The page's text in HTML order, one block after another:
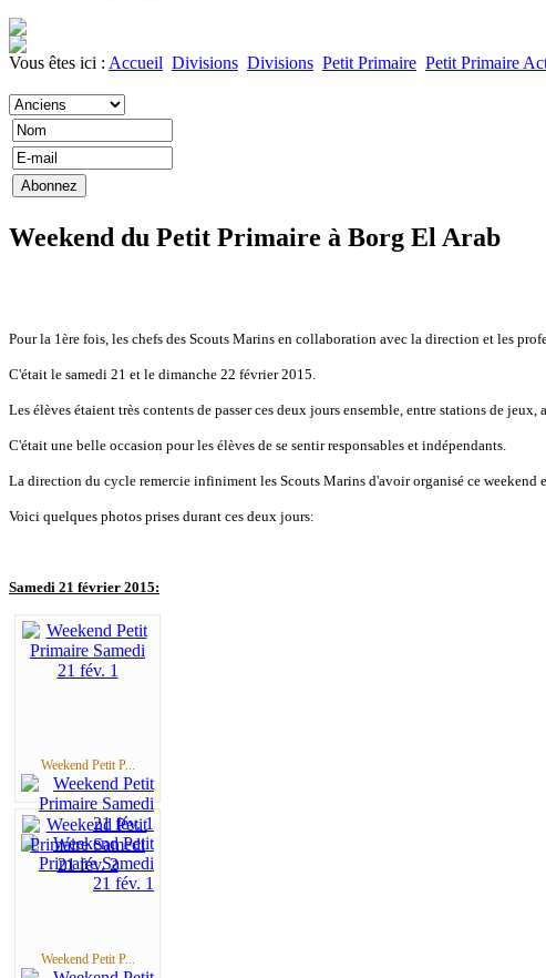
Vous êtes ici : Accueil Divisions Divisions Petit Primaire Petit Primaire
Weekend du Petit Primaire à Borg El Arab
Pour la 1ère fois, les chefs des Scouts Marins en collaboration avec la direction et les
C'était le samedi 21 et le dimanche 22 février 2015.
Les élèves étaient très contents de passer ces deux jours ensemble, entre stations de jeux,
C'était une belle occasion pour les élèves de se sentir responsables et indépendants.
La direction du cycle remercie infiniment les Scouts Marins d'avoir organisé ce weekend
Voici quelques photos prises durant ces deux jours:
Samedi 21 février 2015:
Weekend Petit P...
Weekend Petit P...